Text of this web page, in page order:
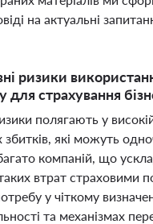
на актуальні
ризики
для страхування
полягають у
збитків, які можуть
компаній, що
втрат страховими
у чіткому
та механізмах